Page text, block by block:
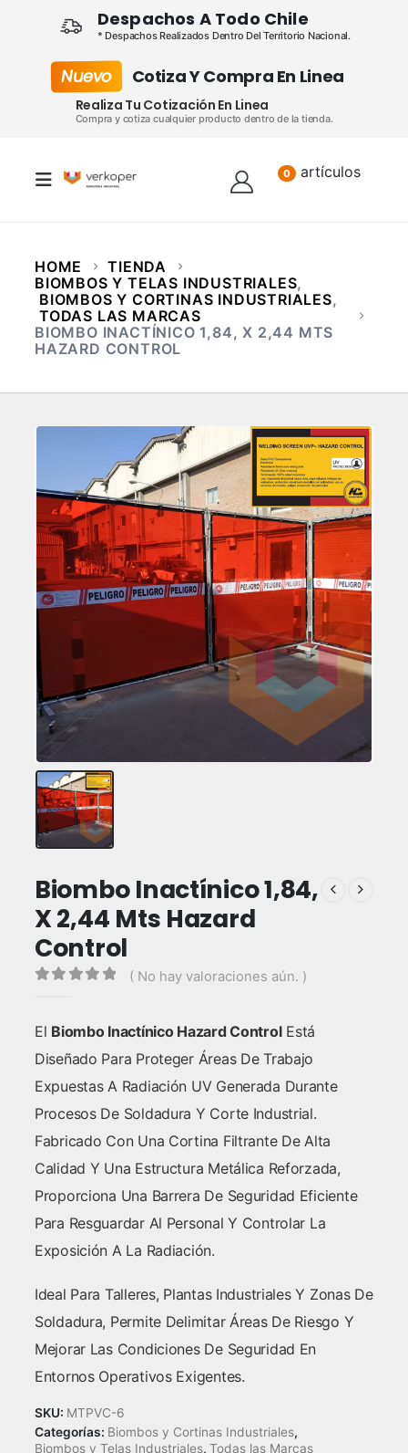
Despachos A Todo Chile
* Despachos Realizados Dentro Del Territorio Nacional.
Nuevo Cotiza Y Compra En Linea
Realiza Tu Cotización En Linea
Compra y cotiza cualquier producto dentro de la tienda.
0 artículos
HOME
TIENDA
BIOMBOS Y TELAS INDUSTRIALES,
BIOMBOS Y CORTINAS INDUSTRIALES,
TODAS LAS MARCAS
BIOMBO INACTÍNICO 1,84, X 2,44 MTS
HAZARD CONTROL
Biombo Inactínico 1,84,
X 2,44 Mts Hazard
Control
( No hay valoraciones aún. )
El Biombo Inactínico Hazard ControlEstá
Diseñado Para Proteger Áreas De Trabajo
Expuestas A Radiación UV Generada Durante
Procesos De Soldadura Y Corte Industrial.
Fabricado Con Una Cortina Filtrante De Alta
Calidad Y Una Estructura Metálica Reforzada,
Proporciona Una Barrera De Seguridad Eficiente
Para Resguardar Al Personal Y Controlar La
Exposición A La Radiación.
Ideal Para Talleres, Plantas Industriales Y Zonas De
Soldadura, Permite Delimitar Áreas De Riesgo Y
Mejorar Las Condiciones De Seguridad En
Entornos Operativos Exigentes.
SKU: MTPVC-6
Categorías: Biombos y Cortinas Industriales,
Biombos y Telas Industriales, Todas las Marcas